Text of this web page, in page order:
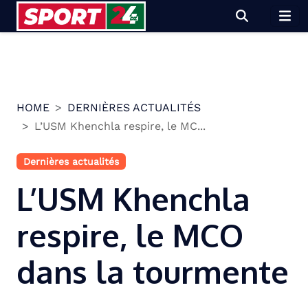
HOME
DERNIÈRES ACTUALITÉS
L’USM Khenchla respire, le MC...
Dernières actualités
L’USM Khenchla
respire, le MCO
dans la tourmente